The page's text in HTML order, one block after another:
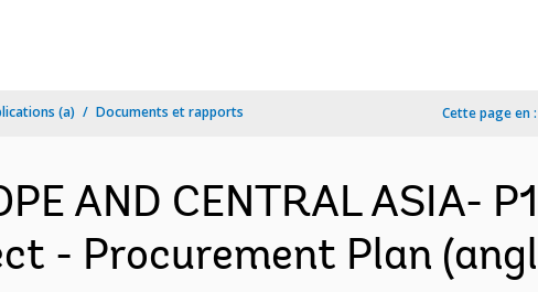
(a) Documents et rapports Cette page en :
AND CENTRAL ASIA-
- Procurement Plan